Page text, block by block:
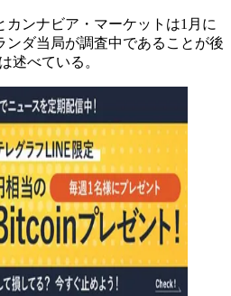
カンナビア・マーケットは1月に
ンダ当局が調査中であることが後
述べている。